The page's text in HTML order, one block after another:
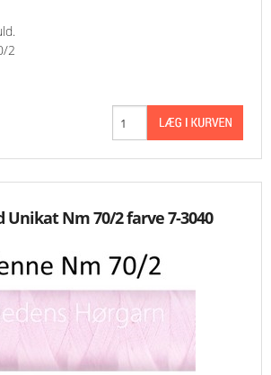
2
Nm 70/2 farve 7-3040